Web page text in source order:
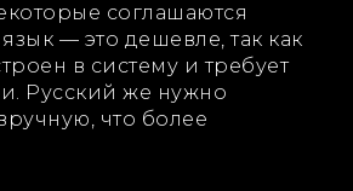
соглашаются
— это дешевле, так как
в систему и требует
Русский же нужно
что более